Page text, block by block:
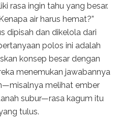
rasa ingin tahu yang besar.
air harus hemat?”
dipisah dan dikelola dari
polos ini adalah
konsep besar dengan
menemukan jawabannya
melihat ember
subur—rasa kagum itu
tulus.